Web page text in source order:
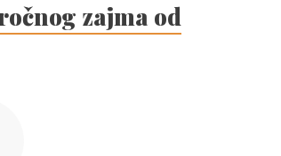
zajma od